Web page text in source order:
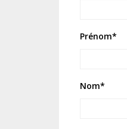
Prénom*
Nom*